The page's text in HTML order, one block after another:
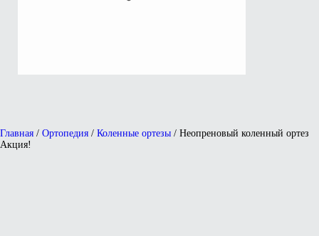
Главная / Ортопедия / Коленные ортезы / Неопреновый коленный ортез
Акция!